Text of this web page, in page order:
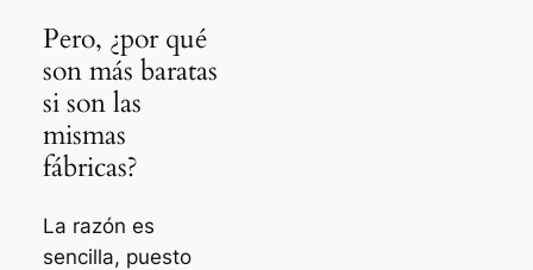
Pero, ¿por qué
son más baratas
si son las
mismas
fábricas?
La razón es
sencilla, puesto